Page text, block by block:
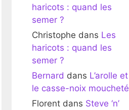
haricots : quand les
semer ?
Christophe dans Les
haricots : quand les
semer ?
Bernard dans L’arolle et
le casse-noix moucheté
Florent dans Steve ‘n’